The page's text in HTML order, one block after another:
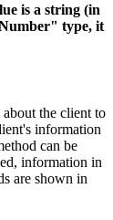
is a string (in
type, it
the client to
information
can be
information in
are shown in